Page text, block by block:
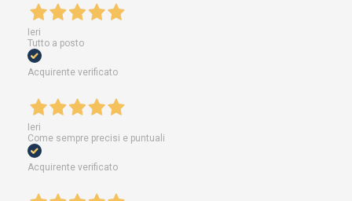
Ieri
Tutto a posto
Acquirente verificato
Ieri
Come sempre precisi e puntuali
Acquirente verificato